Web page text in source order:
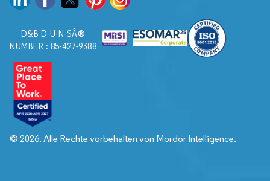
D&B D-U-N-SÂ®
NUMBER : 85-427-9388
© 2026. Alle Rechte vorbehalten von Mordor Intelligence.